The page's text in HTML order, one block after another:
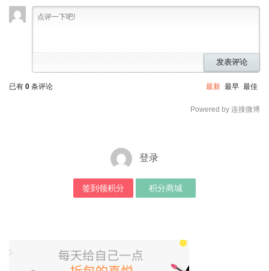
发表评论
已有 0 条评论 最新 最早 最佳
Powered by 连接微博
登录
签到领积分 积分商城